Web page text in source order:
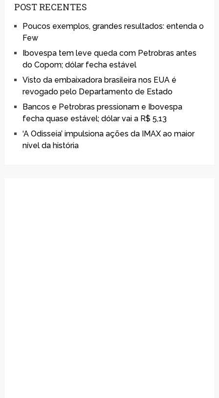
POST RECENTES
Poucos exemplos, grandes resultados: entenda o
Few
Ibovespa tem leve queda com Petrobras antes
do Copom; dólar fecha estável
Visto da embaixadora brasileira nos EUA é
revogado pelo Departamento de Estado
Bancos e Petrobras pressionam e Ibovespa
fecha quase estável; dólar vai a R$ 5,13
‘A Odisseia’ impulsiona ações da IMAX ao maior
nível da história